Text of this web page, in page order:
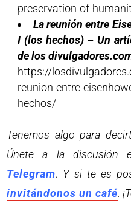
preservation-of-
La reunión entre
I (los hechos) – Un
de los
https://
reunion-entre-
hechos/
Tenemos algo para
Únete a la discusión
Telegram. Y si te es
invitándonos un café.